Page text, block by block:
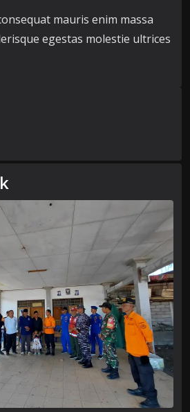
mauris enim massa
egestas molestie ultrices